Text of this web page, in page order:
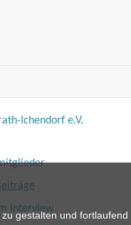
Ichendorf e.V.
Interview
gestalten und